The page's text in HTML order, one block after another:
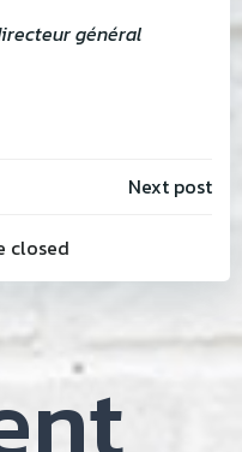
général
Next post
closed